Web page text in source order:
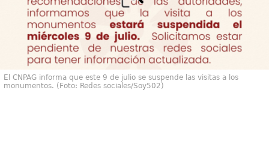
El CNPAG informa que este 9 de julio se suspende las visitas a los
monumentos. (Foto: Redes sociales/Soy502)